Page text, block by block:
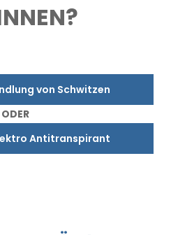
von Schwitzen
ODER
Antitranspirant